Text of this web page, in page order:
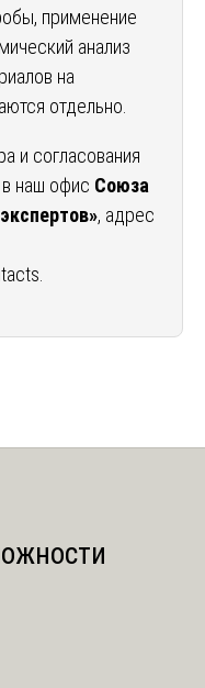
применение
анализ
на
отдельно.
и согласования
наш офис Союза
, адрес